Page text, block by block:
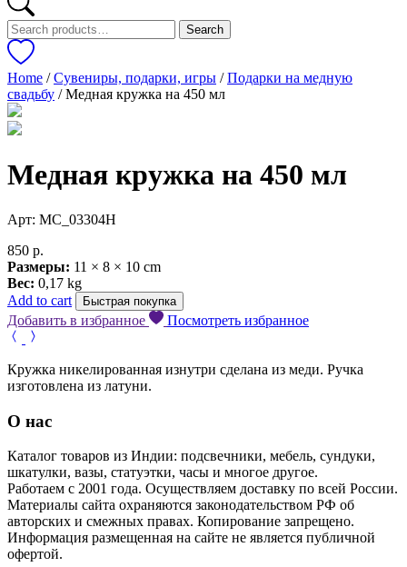
Search
for:
Search
Home /Сувениры, подарки, игры /Подарки на медную
свадьбу / Медная кружка на 450 мл
Медная кружка на 450 мл
Арт: MC_03304H
850 р.
Размеры: 11 × 8 × 10 cm
Вес: 0,17 kg
Add to cart
Быстрая покупка
Добавить в избранное Посмотреть избранное
Кружка никелированная изнутри сделана из меди. Ручка
изготовлена из латуни.
О нас
Каталог товаров из Индии: подсвечники, мебель, сундуки,
шкатулки, вазы, статуэтки, часы и многое другое.
Работаем с 2001 года. Осуществляем доставку по всей России.
Материалы сайта охраняются законодательством РФ об
авторских и смежных правах. Копирование запрещено.
Информация размещенная на сайте не является публичной
офертой.